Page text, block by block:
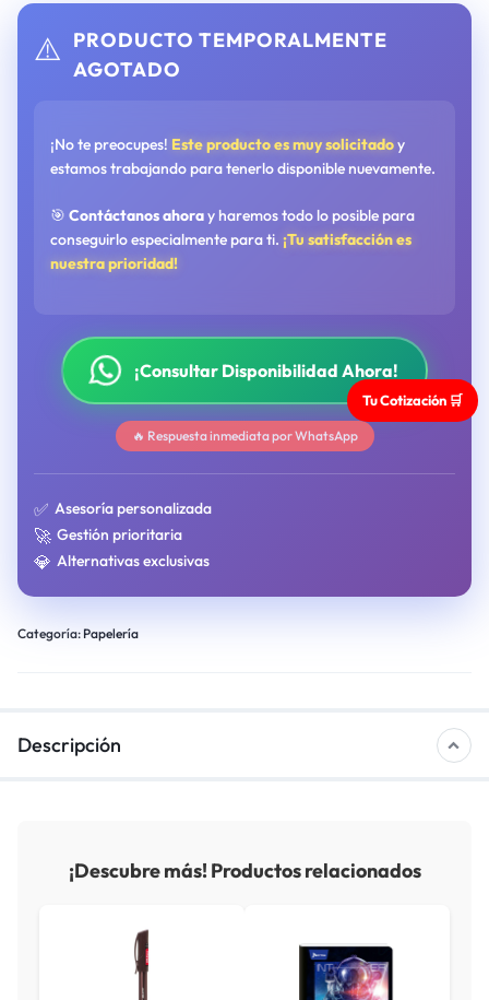
⚠️ PRODUCTO TEMPORALMENTE
AGOTADO
¡No te preocupes! Este producto es muy solicitadoy
estamos trabajando para tenerlo disponible nuevamente.
🎯 Contáctanos ahoray haremos todo lo posible para
conseguirlo especialmente para ti. ¡Tu satisfacción es
nuestra prioridad!
¡Consultar Disponibilidad Ahora!
🔥 Respuesta inmediata por WhatsApp
✅ Asesoría personalizada
🚀 Gestión prioritaria
💎 Alternativas exclusivas
Categoría: Papelería
Descripción
¡Descubre más! Productos relacionados
Tu Cotización 🛒